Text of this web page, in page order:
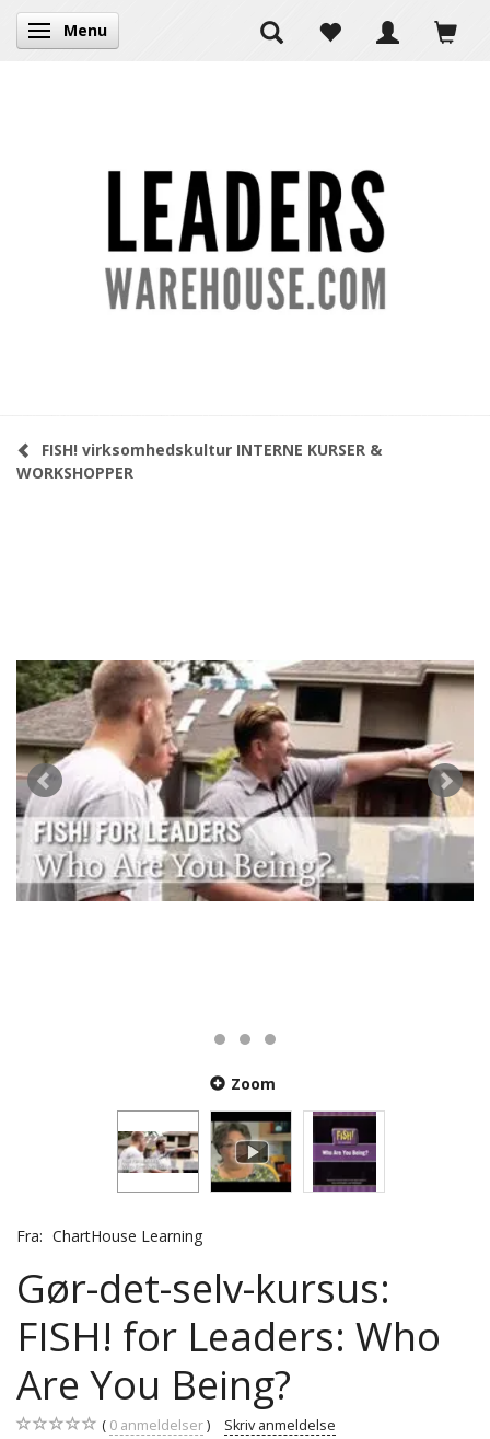
Skifte navigation
Menu
FISH! virksomhedskultur INTERNE KURSER &
WORKSHOPPER
Zoom
Fra: ChartHouse Learning
Gør-det-selv-kursus:
FISH! for Leaders: Who
Are You Being?
0 anmeldelser Skriv anmeldelse